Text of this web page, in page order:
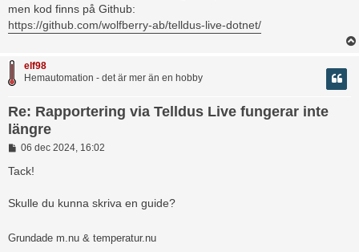
men kod finns på Github:
https://github.com/wolfberry-ab/telldus-live-dotnet/
elf98
Hemautomation - det är mer än en hobby
Re: Rapportering via Telldus Live fungerar inte
längre
l
g
06 dec 2024, 16:02
Tack!
Skulle du kunna skriva en guide?
Grundade m.nu & temperatur.nu